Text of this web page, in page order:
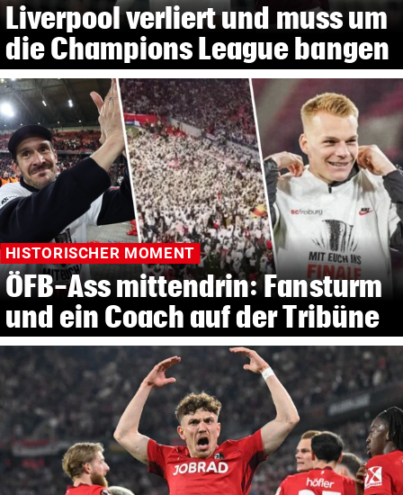
Liverpool verliert und muss um
die Champions League bangen
HISTORISCHER MOMENT
ÖFB-Ass mittendrin: Fansturm
und ein Coach auf der Tribüne